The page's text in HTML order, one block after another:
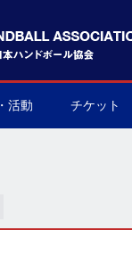
活動 チケット